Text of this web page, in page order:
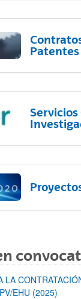
Patentes
Servicios
LA
EHU (2025)